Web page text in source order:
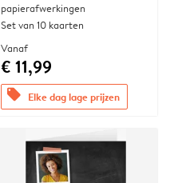
papierafwerkingen
Set van 10 kaarten
Vanaf
€ 11,99
offers Elke dag lage prijzen